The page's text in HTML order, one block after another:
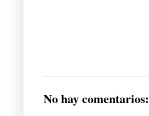
No hay comentarios: